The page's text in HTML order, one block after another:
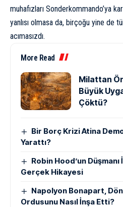
muhafızları Sonderkommando’ya
yanlısı olmasa da, birçoğu yine de
acımasızdı.
More Read
Milattan
Büyük
Çöktü?
Bir Borç Krizi Atina
Yarattı?
Robin Hood’un
Gerçek Hikayesi
Napolyon Bonapart,
Ordusunu Nasıl İnşa Etti?